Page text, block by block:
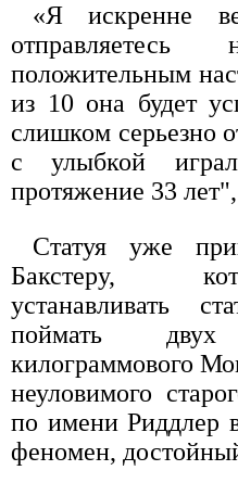
«Я искренне
положительным
из 10 она будет
слишком серьезно
с улыбкой
протяжение 33
Статуя уже
Бакстеру,
устанавливать
поймать
килограммового
неуловимого
по имени Риддлер
феномен,